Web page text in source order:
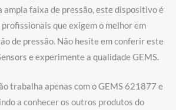
ampla faixa de pressão, este dispositivo é
que exigem o melhor em
de pressão. Não hesite em conferir este
e experimente a qualidade GEMS.
trabalha apenas com o GEMS 621877 e
a conhecer os outros produtos do